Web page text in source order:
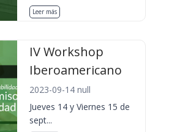
Leer más
IV Workshop
Iberoamericano
2023-09-14 null
Jueves 14 y Viernes 15 de
sept...